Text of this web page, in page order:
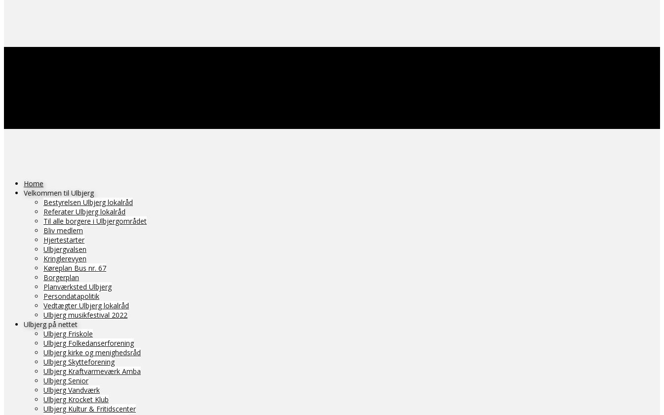
Home
Velkommen til Ulbjerg
Bestyrelsen Ulbjerg lokalråd
Referater Ulbjerg lokalråd
Til alle borgere i Ulbjergområdet
Bliv medlem
Hjertestarter
Ulbjergvalsen
Kringlerevyen
Køreplan Bus nr. 67
Borgerplan
Planværksted Ulbjerg
Persondatapolitik
Vedtægter Ulbjerg lokalråd
Ulbjerg musikfestival 2022
Ulbjerg på nettet
Ulbjerg Friskole
Ulbjerg Folkedanserforening
Ulbjerg kirke og menighedsråd
Ulbjerg Skytteforening
Ulbjerg Kraftvarmeværk Amba
Ulbjerg Senior
Ulbjerg Vandværk
Ulbjerg Krocket Klub
Ulbjerg Kultur & Fritidscenter